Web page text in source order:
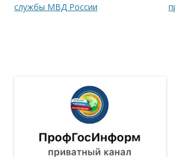
службы МВД России